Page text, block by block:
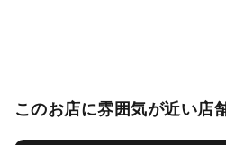
このお店に雰囲気が近い店